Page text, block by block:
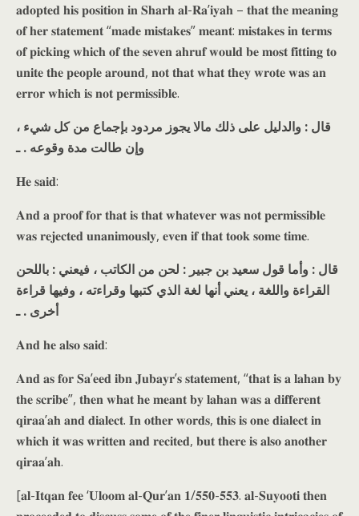
𝐚𝐝𝐨𝐩𝐭𝐞𝐝 𝐡𝐢𝐬 𝐩𝐨𝐬𝐢𝐭𝐢𝐨𝐧 𝐢𝐧 𝐒𝐡𝐚𝐫𝐡 𝐚𝐥-𝐑𝐚’𝐢𝐲𝐚𝐡 – 𝐭𝐡𝐚𝐭 𝐭𝐡𝐞 𝐦𝐞𝐚𝐧𝐢𝐧𝐠
𝐨𝐟 𝐡𝐞𝐫 𝐬𝐭𝐚𝐭𝐞𝐦𝐞𝐧𝐭 “𝐦𝐚𝐝𝐞 𝐦𝐢𝐬𝐭𝐚𝐤𝐞𝐬” 𝐦𝐞𝐚𝐧𝐭: 𝐦𝐢𝐬𝐭𝐚𝐤𝐞𝐬 𝐢𝐧 𝐭𝐞𝐫𝐦𝐬
𝐨𝐟 𝐩𝐢𝐜𝐤𝐢𝐧𝐠 𝐰𝐡𝐢𝐜𝐡 𝐨𝐟 𝐭𝐡𝐞 𝐬𝐞𝐯𝐞𝐧 𝐚𝐡𝐫𝐮𝐟 𝐰𝐨𝐮𝐥𝐝 𝐛𝐞 𝐦𝐨𝐬𝐭 𝐟𝐢𝐭𝐭𝐢𝐧𝐠 𝐭𝐨
𝐮𝐧𝐢𝐭𝐞 𝐭𝐡𝐞 𝐩𝐞𝐨𝐩𝐥𝐞 𝐚𝐫𝐨𝐮𝐧𝐝, 𝐧𝐨𝐭 𝐭𝐡𝐚𝐭 𝐰𝐡𝐚𝐭 𝐭𝐡𝐞𝐲 𝐰𝐫𝐨𝐭𝐞 𝐰𝐚𝐬 𝐚𝐧
𝐞𝐫𝐫𝐨𝐫 𝐰𝐡𝐢𝐜𝐡 𝐢𝐬 𝐧𝐨𝐭 𝐩𝐞𝐫𝐦𝐢𝐬𝐬𝐢𝐛𝐥𝐞.
قال : والدليل على ذلك مالا يجوز مردود بإجماع من كل شيء ،
وإن طالت مدة وقوعه . ـ
𝐇𝐞 𝐬𝐚𝐢𝐝:
𝐀𝐧𝐝 𝐚 𝐩𝐫𝐨𝐨𝐟 𝐟𝐨𝐫 𝐭𝐡𝐚𝐭 𝐢𝐬 𝐭𝐡𝐚𝐭 𝐰𝐡𝐚𝐭𝐞𝐯𝐞𝐫 𝐰𝐚𝐬 𝐧𝐨𝐭 𝐩𝐞𝐫𝐦𝐢𝐬𝐬𝐢𝐛𝐥𝐞
𝐰𝐚𝐬 𝐫𝐞𝐣𝐞𝐜𝐭𝐞𝐝 𝐮𝐧𝐚𝐧𝐢𝐦𝐨𝐮𝐬𝐥𝐲, 𝐞𝐯𝐞𝐧 𝐢𝐟 𝐭𝐡𝐚𝐭 𝐭𝐨𝐨𝐤 𝐬𝐨𝐦𝐞 𝐭𝐢𝐦𝐞.
قال : وأما قول سعيد بن جبير : لحن من الكاتب ، فيعني : باللحن
القراءة واللغة ، يعني أنها لغة الذي كتبها وقراءته ، وفيها قراءة
أخرى . ـ
𝐀𝐧𝐝 𝐡𝐞 𝐚𝐥𝐬𝐨 𝐬𝐚𝐢𝐝:
𝐀𝐧𝐝 𝐚𝐬 𝐟𝐨𝐫 𝐒𝐚’𝐞𝐞𝐝 𝐢𝐛𝐧 𝐉𝐮𝐛𝐚𝐲𝐫’𝐬 𝐬𝐭𝐚𝐭𝐞𝐦𝐞𝐧𝐭, “𝐭𝐡𝐚𝐭 𝐢𝐬 𝐚 𝐥𝐚𝐡𝐚𝐧 𝐛𝐲
𝐭𝐡𝐞 𝐬𝐜𝐫𝐢𝐛𝐞”, 𝐭𝐡𝐞𝐧 𝐰𝐡𝐚𝐭 𝐡𝐞 𝐦𝐞𝐚𝐧𝐭 𝐛𝐲 𝐥𝐚𝐡𝐚𝐧 𝐰𝐚𝐬 𝐚 𝐝𝐢𝐟𝐟𝐞𝐫𝐞𝐧𝐭
𝐪𝐢𝐫𝐚𝐚’𝐚𝐡 𝐚𝐧𝐝 𝐝𝐢𝐚𝐥𝐞𝐜𝐭. 𝐈𝐧 𝐨𝐭𝐡𝐞𝐫 𝐰𝐨𝐫𝐝𝐬, 𝐭𝐡𝐢𝐬 𝐢𝐬 𝐨𝐧𝐞 𝐝𝐢𝐚𝐥𝐞𝐜𝐭 𝐢𝐧
𝐰𝐡𝐢𝐜𝐡 𝐢𝐭 𝐰𝐚𝐬 𝐰𝐫𝐢𝐭𝐭𝐞𝐧 𝐚𝐧𝐝 𝐫𝐞𝐜𝐢𝐭𝐞𝐝, 𝐛𝐮𝐭 𝐭𝐡𝐞𝐫𝐞 𝐢𝐬 𝐚𝐥𝐬𝐨 𝐚𝐧𝐨𝐭𝐡𝐞𝐫
𝐪𝐢𝐫𝐚𝐚’𝐚𝐡.
[𝐚𝐥-𝐈𝐭𝐪𝐚𝐧 𝐟𝐞𝐞 ‘𝐔𝐥𝐨𝐨𝐦 𝐚𝐥-𝐐𝐮𝐫’𝐚𝐧 𝟏/𝟓𝟓𝟎-𝟓𝟓𝟑. 𝐚𝐥-𝐒𝐮𝐲𝐨𝐨𝐭𝐢 𝐭𝐡𝐞𝐧